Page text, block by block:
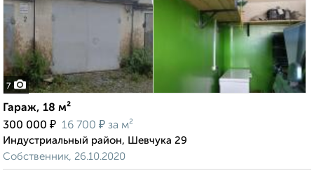
7
Гараж, 18 м²
300 000 ₽ 16 700 ₽ за м²
Индустриальный район, Шевчука 29
Собственник, 26.10.2020